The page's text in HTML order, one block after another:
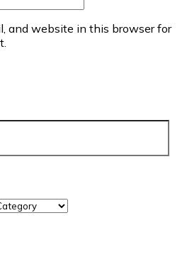
and website in this browser for